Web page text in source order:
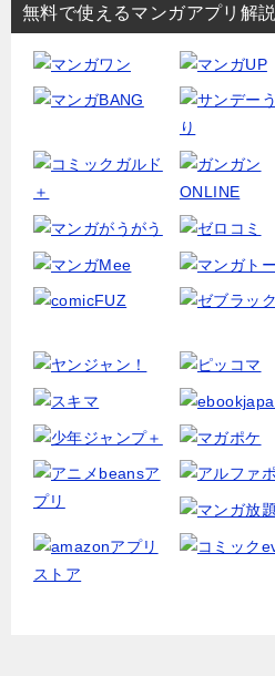
無料で使えるマンガアプリ解説